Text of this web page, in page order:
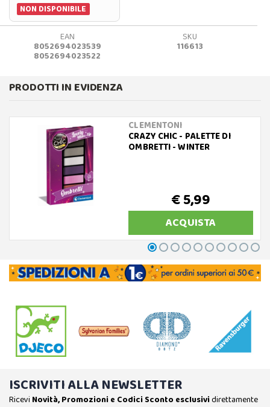
NON DISPONIBILE
EAN
8052694023539
8052694023522
SKU
116613
PRODOTTI IN EVIDENZA
CLEMENTONI
CRAZY CHIC - PALETTE DI
OMBRETTI - WINTER
€ 5,99
ACQUISTA
ISCRIVITI ALLA NEWSLETTER
Ricevi Novità, Promozioni e Codici Sconto esclusividirettamente